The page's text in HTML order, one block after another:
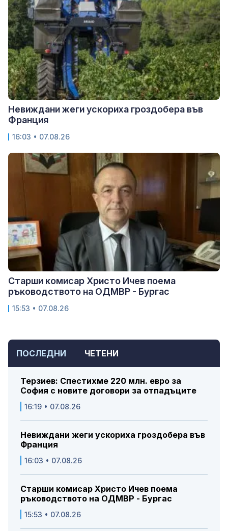
ПОСЛЕДНИ ЧЕТЕНИ
Терзиев: Спестихме 220 млн. евро за
София с новите договори за отпадъците
16:19 • 07.08.26
Невиждани жеги ускориха гроздобера във
Франция
16:03 • 07.08.26
Старши комисар Христо Ичев поема
ръководството на ОДМВР - Бургас
15:53 • 07.08.26
Невиждани жеги ускориха гроздобера във
Франция
16:03 • 07.08.26
Старши комисар Христо Ичев поема
ръководството на ОДМВР - Бургас
15:53 • 07.08.26